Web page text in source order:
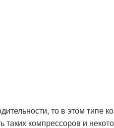
то в этом типе
таких компрессоров и